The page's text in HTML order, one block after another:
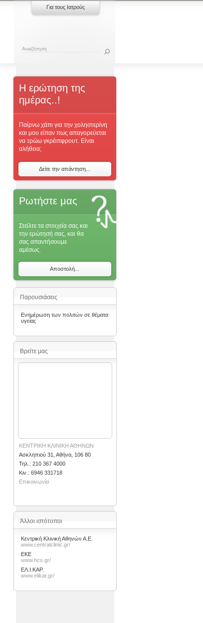
Για τους Ιατρούς
Η ερώτηση της
ημέρας..!
Παίρνω χάπι για την χοληστερίνη
και μου είπαν πως απαγορεύεται
να τρώω γκρέιπφρουτ. Είναι
αλήθεια;
Δείτε την απάντηση...
Ρωτήστε μας
Στείλτε τα στοιχεία σας και
την ερώτησή σας, και θα
σας απαντήσoυμε
αμέσως.
Αποστολή...
Παρουσιάσεις
Ενημέρωση των πολιτών σε θέματα
υγείας
Βρείτε μας
ΚΕΝΤΡΙΚΗ ΚΛΙΝΙΚΗ ΑΘΗΝΩΝ
Ασκληπιού 31, Αθήνα, 106 80
Τηλ.: 210 367 4000
Kιν.: 6946 331718
Επικοινωνία
Άλλοι ιστότοποι
Κεντρική Κλινική Αθηνών Α.Ε.
www.centralclinic.gr/
ΕΚΕ
www.hcs.gr/
ΕΛ.Ι.ΚΑΡ.
www.elikar.gr/